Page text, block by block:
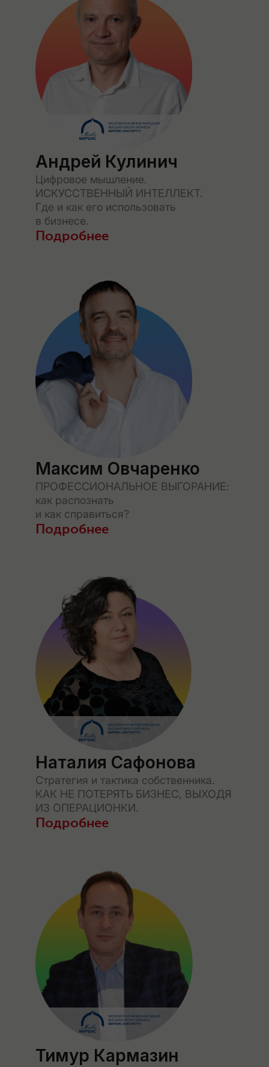
Андрей Кулинич
Цифровое мышление.
ИСКУССТВЕННЫЙ ИНТЕЛЛЕКТ.
Где и как его использовать
в бизнесе.
Подробнее
Максим Овчаренко
ПРОФЕССИОНАЛЬНОЕ ВЫГОРАНИЕ:
как распознать
и как справиться?
Подробнее
Наталия Сафонова
Стратегия и тактика собственника.
КАК НЕ ПОТЕРЯТЬ БИЗНЕС, ВЫХОДЯ
ИЗ ОПЕРАЦИОНКИ.
Подробнее
Тимур Кармазин